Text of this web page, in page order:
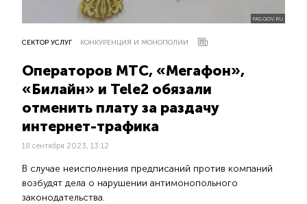
FAS.GOV.RU
СЕКТОР УСЛУГ КОНКУРЕНЦИЯ И МОНОПОЛИИ
Операторов МТС, «Мегафон»,
«Билайн» и Tele2 обязали
отменить плату за раздачу
интернет-трафика
18 сентября 2023, 13:12
В случае неисполнения предписаний против компаний
возбудят дела о нарушении антимонопольного
законодательства.